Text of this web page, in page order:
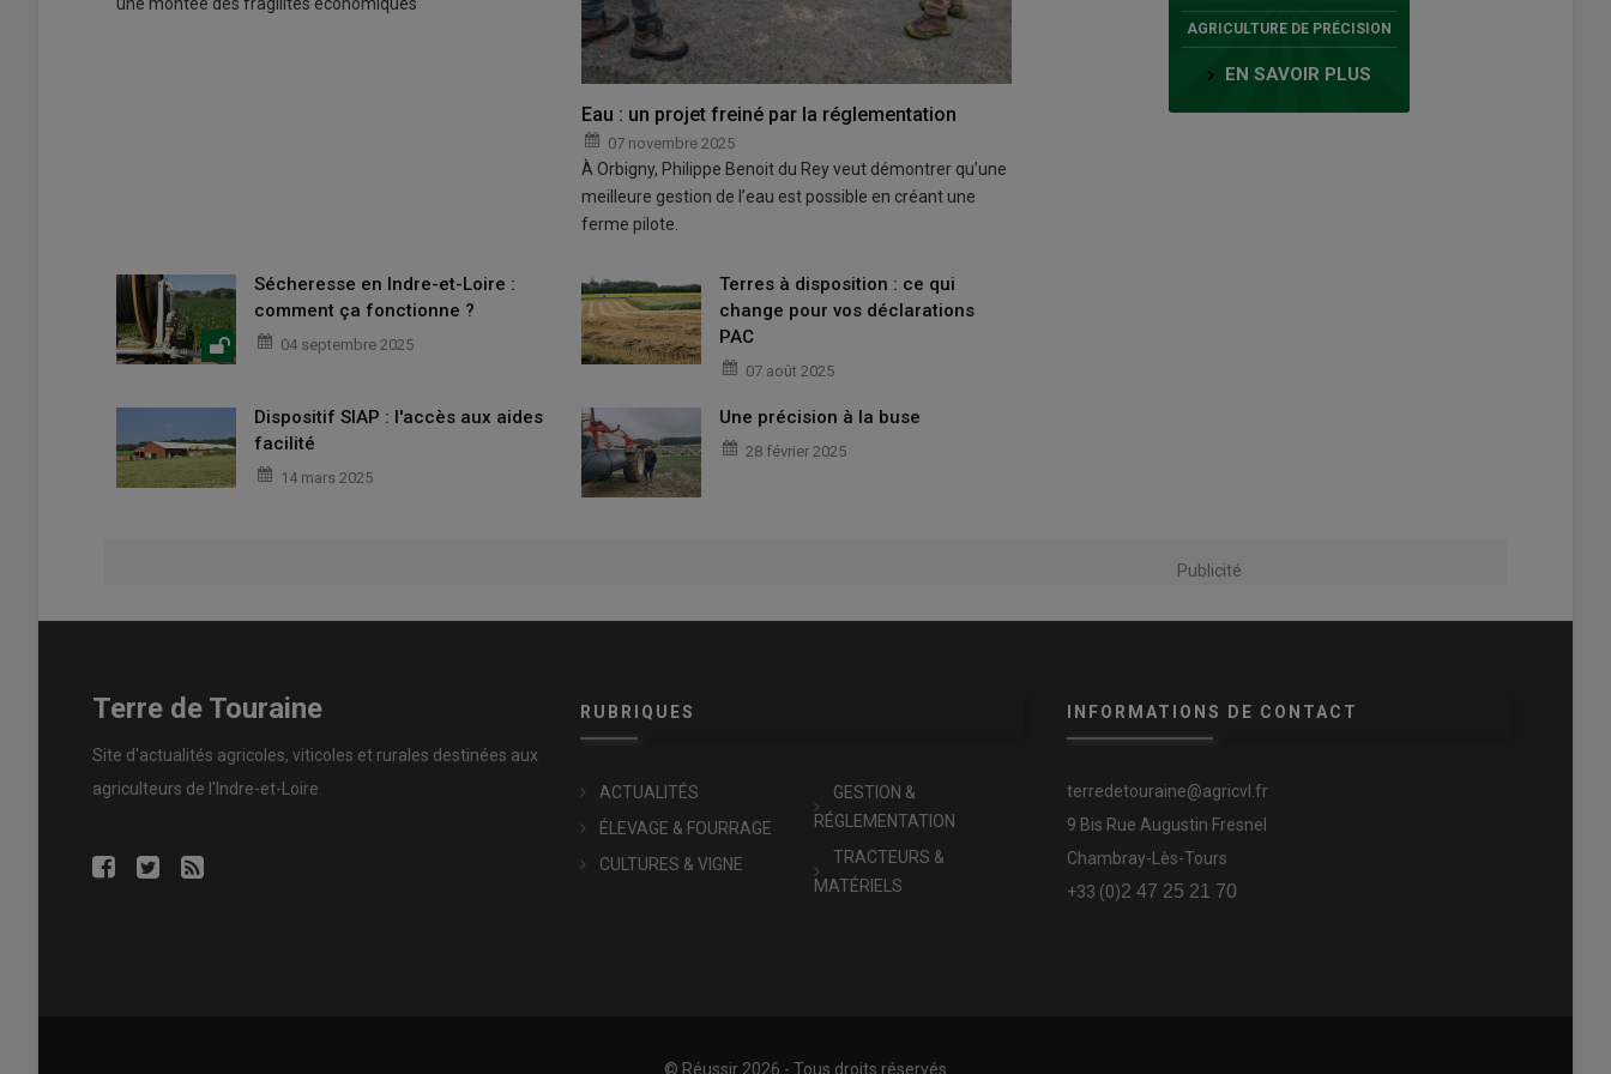
Eau : un projet freiné par la réglementation
07 novembre 2025
À Orbigny, Philippe Benoit du Rey veut démontrer qu’une
meilleure gestion de l’eau est possible en créant une
ferme pilote.
Sécheresse en Indre-et-Loire :
comment ça fonctionne ?
04 septembre 2025
Terres à disposition : ce qui
change pour vos déclarations
PAC
07 août 2025
Dispositif SIAP : l'accès aux aides
facilité
14 mars 2025
Une précision à la buse
28 février 2025
AGRICULTURE DE PRÉCISION
EN SAVOIR PLUS
Publicité
Terre de Touraine
Site d'actualités agricoles, viticoles et rurales destinées aux
agriculteurs de l'Indre-et-Loire.
RUBRIQUES
ACTUALITÉS
ÉLEVAGE & FOURRAGE
CULTURES & VIGNE
GESTION &
RÉGLEMENTATION
TRACTEURS &
MATÉRIELS
INFORMATIONS DE CONTACT
terredetouraine@agricvl.fr
9 Bis Rue Augustin Fresnel
Chambray-Lès-Tours
+33 (0)2 47 25 21 70
© Réussir 2026 - Tous droits réservés